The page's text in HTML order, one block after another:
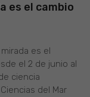
es el cambio
es el
el 2 de junio al
ciencia
del Mar